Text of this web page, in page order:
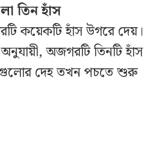
তিন হাঁস
কয়েকটি হাঁস উগরে দেয়।
অনুযায়ী, অজগরটি তিনটি হাঁস
দেহ তখন পচতে শুরু